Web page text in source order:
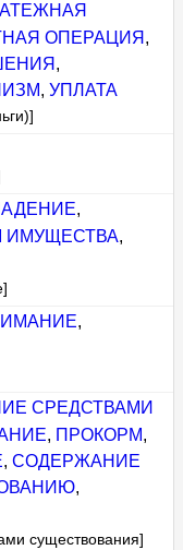
ОПЕРАЦИЯ ,
,
,УПЛАТА
,
ИМУЩЕСТВА,
,
СРЕДСТВАМИ
, ПРОКОРМ,
,СОДЕРЖАНИЕ
,
существования]